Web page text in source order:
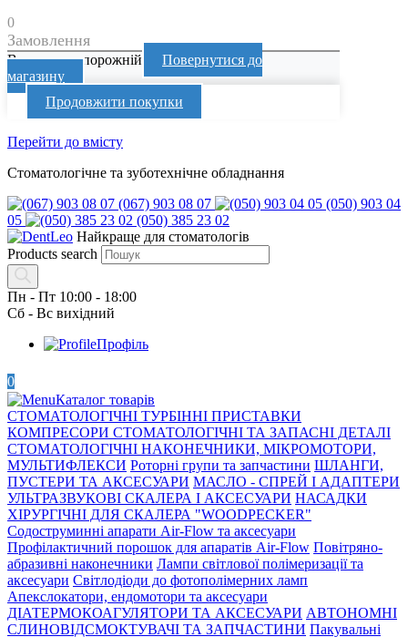
0
Замовлення
Ваш кошик порожній
Повернутися до
магазину
Продовжити покупки
Перейти до вмісту
Стоматологічне та зуботехнічне обладнання
(067) 903 08 07
(050) 903 04
05
(050) 385 23 02
Найкраще для стоматологів
Products search
Пн - Пт 10:00 - 18:00
Сб - Вс вихідний
Профіль
0
Каталог товарів
СТОМАТОЛОГІЧНІ ТУРБІННІ ПРИСТАВКИ
КОМПРЕСОРИ СТОМАТОЛОГІЧНІ ТА ЗАПАСНІ ДЕТАЛІ
СТОМАТОЛОГІЧНІ НАКОНЕЧНИКИ, МІКРОМОТОРИ,
МУЛЬТИФЛЕКСИ Роторні групи та запчастини ШЛАНГИ,
ПУСТЕРИ ТА АКСЕСУАРИ МАСЛО - СПРЕЙ І АДАПТЕРИ
УЛЬТРАЗВУКОВІ СКАЛЕРА І АКСЕСУАРИ НАСАДКИ
ХІРУРГІЧНІ ДЛЯ СКАЛЕРА "WOODPECKER"
Содоструминні апарати Air-Flow та аксесуари
Профілактичний порошок для апаратів Air-Flow Повітряно-
абразивні наконечники Лампи світлової полімеризації та
аксесуари Світлодіоди до фотополімерних ламп
Апекслокатори, ендомотори та аксесуари
ДІАТЕРМОКОАГУЛЯТОРИ ТА АКСЕСУАРИ АВТОНОМНІ
СЛИНОВІДСМОКТУВАЧІ ТА ЗАПЧАСТИНИ Пакувальні